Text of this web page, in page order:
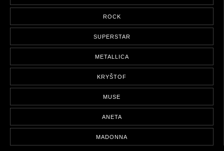
ROCK
SUPERSTAR
METALLICA
KRYŠTOF
MUSE
ANETA
MADONNA